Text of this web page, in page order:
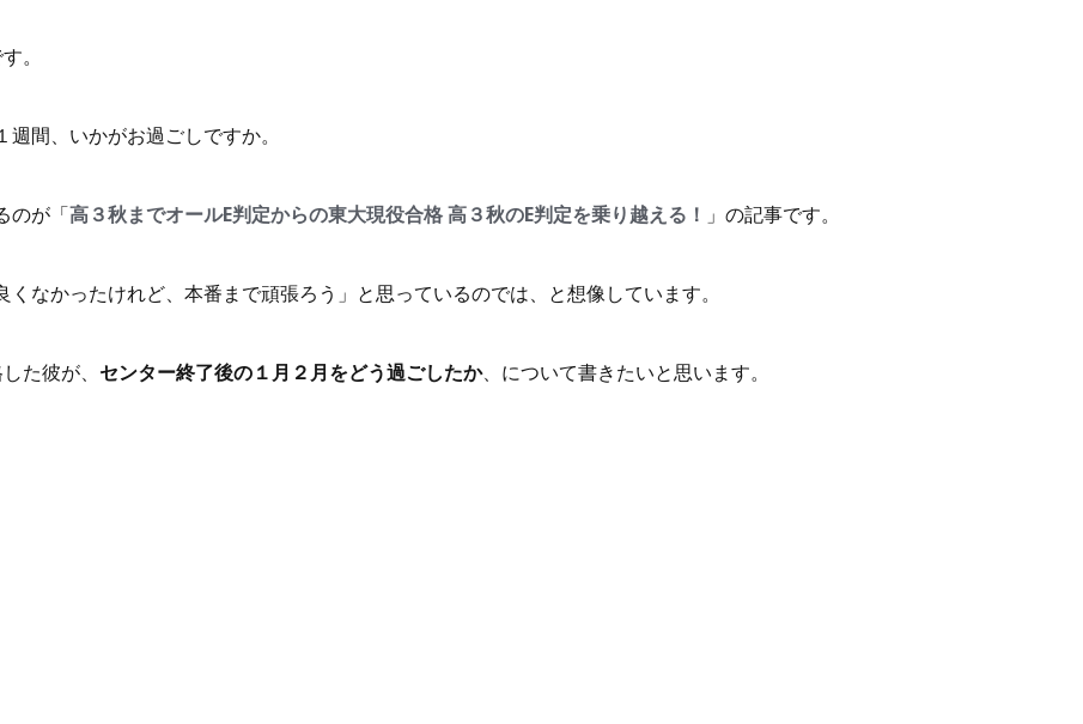
。
間、いかがお過ごしですか。
のが「高３秋までオールE判定からの東大現役合格 高３秋のE判定を乗り越える！ 」の記事です。
なかったけれど、本番まで頑張ろう」と思っているのでは、と想像しています。
た彼が、 センター終了後の１月２月をどう過ごしたか、について書きたいと思います。